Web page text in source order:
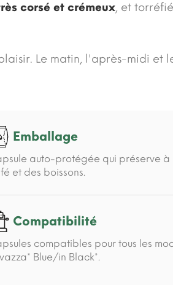
corsé et crémeux, et
Le matin, l'après-midi et
Emballage
auto-protégée qui préserve à
et des boissons.
Compatibilité
compatibles pour tous les
Blue/in Black*.